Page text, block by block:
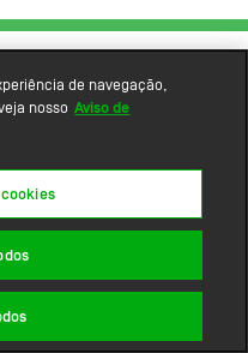
de navegação,
nosso Aviso de